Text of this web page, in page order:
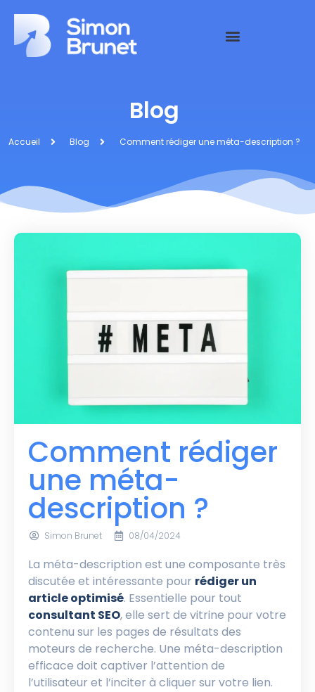
Blog
Accueil Blog Comment rédiger une méta-description ?
Comment rédiger
une méta-
description ?
Simon Brunet 08/04/2024
La méta-description est une composante très
discutée et intéressante pour rédiger un
article optimisé. Essentielle pour tout
consultant SEO, elle sert de vitrine pour votre
contenu sur les pages de résultats des
moteurs de recherche. Une méta-description
efficace doit captiver l’attention de
l’utilisateur et l’inciter à cliquer sur votre lien.